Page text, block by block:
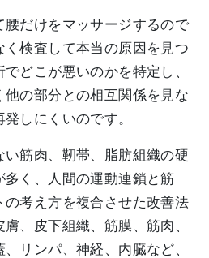
腰だけをマッサージするので
検査して本当の原因を見つ
どこが悪いのかを特定し、
の部分との相互関係を見な
しにくいのです。
い筋肉、靭帯、脂肪組織の硬
多く、人間の運動連鎖と筋
の考え方を複合させた改善法
、皮下組織、筋膜、筋肉、
リンパ、神経、内臓など、